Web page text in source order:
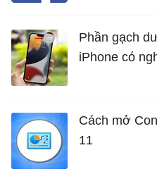
Phần gạch
iPhone có
Cách mở
11